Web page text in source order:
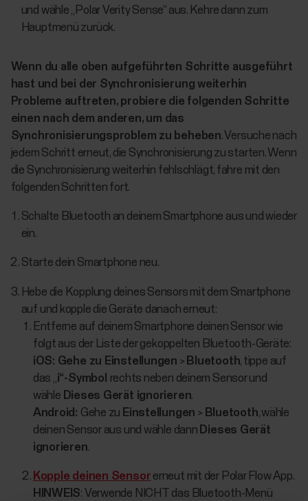
und wähle „Polar Verity Sense“ aus. Kehre dann zum
Hauptmenü zurück.
Wenn du alle oben aufgeführten Schritte ausgeführt
hast und bei der Synchronisierung weiterhin
Probleme auftreten, probiere die folgenden Schritte
einen nach dem anderen, um das
Synchronisierungsproblem zu beheben. Versuche nach
jedem Schritt erneut, die Synchronisierung zu starten. Wenn
die Synchronisierung weiterhin fehlschlägt, fahre mit den
folgenden Schritten fort.
Schalte Bluetooth an deinem Smartphone aus und wieder
ein.
Starte dein Smartphone neu.
Hebe die Kopplung deines Sensors mit dem Smartphone
auf und kopple die Geräte danach erneut:
Entferne auf deinem Smartphone deinen Sensor wie
folgt aus der Liste der gekoppelten Bluetooth-Geräte:
iOS: Gehe zu Einstellungen > Bluetooth, tippe auf
das „i“-Symbol rechts neben deinem Sensor und
wähle Dieses Gerät ignorieren.
Android: Gehe zu Einstellungen > Bluetooth, wähle
deinen Sensor aus und wähle dann Dieses Gerät
ignorieren.
Kopple deinen Sensor erneut mit der Polar Flow App.
HINWEIS: Verwende NICHT das Bluetooth-Menü